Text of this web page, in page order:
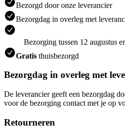
Bezorgd door onze leverancier
Bezorgdag in overleg met
Bezorging tussen 12 augustus
Gratis thuisbezorgd
Bezorgdag in overleg met
De leverancier geeft een bezorgdag
voor de bezorging contact met je op
Retourneren